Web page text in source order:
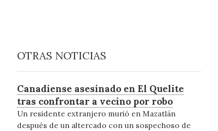
OTRAS NOTICIAS
Canadiense asesinado en El Quelite
tras confrontar a vecino por robo
Un residente extranjero murió en Mazatlán
después de un altercado con un sospechoso de